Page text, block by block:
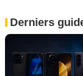
Derniers